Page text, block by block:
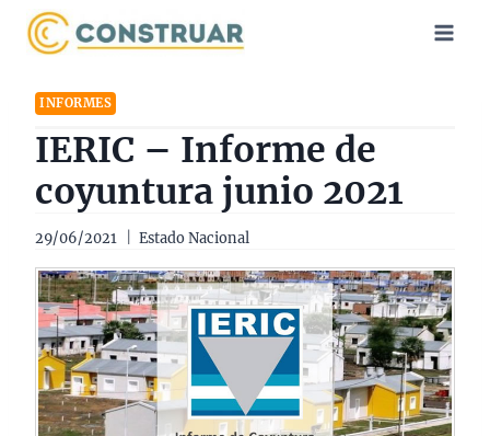
Saltar
INFORMES
IERIC – Informe de
coyuntura junio 2021
29/06/2021 Estado Nacional